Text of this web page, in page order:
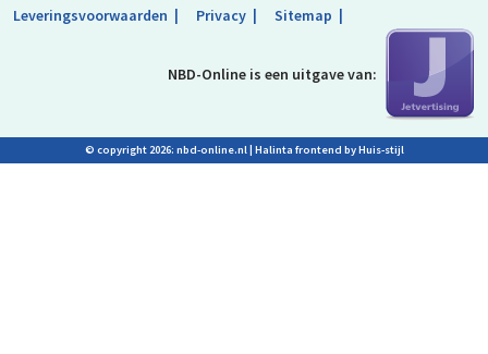
Leveringsvoorwaarden
Privacy Sitemap
NBD-Online is een uitgave van:
© copyright 2026: nbd-online.nl | Halinta frontend by Huis-stijl